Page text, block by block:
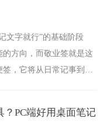
文字就行”的基础阶段
方向，而敬业签就是这
，它将从日常记事到时
PC端好用桌面笔记